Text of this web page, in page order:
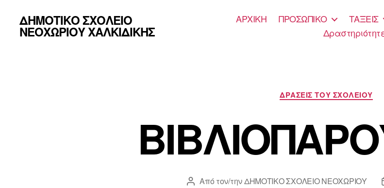
ΔΗΜΟΤΙΚΟ ΣΧΟΛΕΙΟ
ΝΕΟΧΩΡΙΟΥ ΧΑΛΚΙΔΙΚΗΣ
ΑΡΧΙΚΗ ΠΡΟΣΩΠΙΚΟ ΤΑΞΕΙΣ
Κατηγορίες
ΔΡΑΣΕΙΣ ΤΟΥ ΣΧΟΛΕΙΟΥ
Συντάκτης
Από τον/τηνΔΗΜΟΤΙΚΟ ΣΧΟΛΕΙΟ ΝΕΟΧΩΡΙΟΥ